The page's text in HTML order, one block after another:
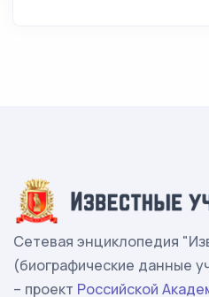
Сетевая энциклопедия
(биографические данные
– проект Российской